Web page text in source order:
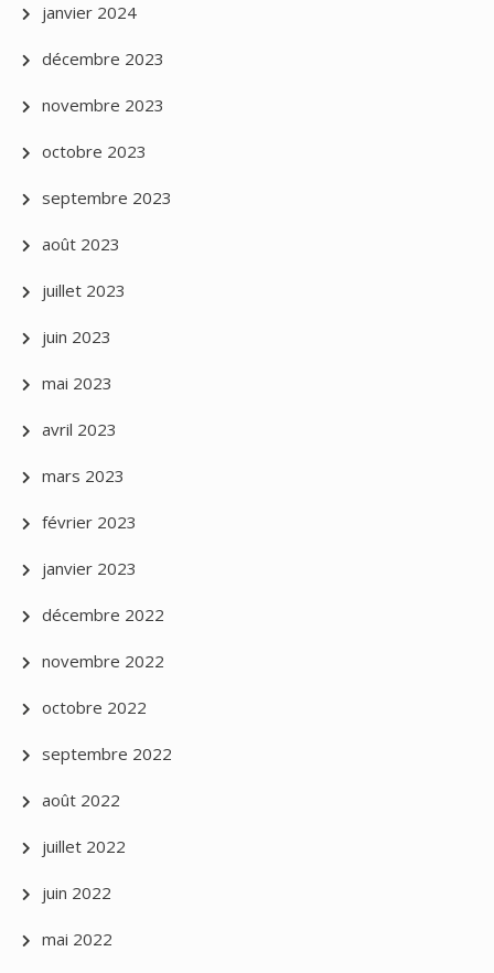
janvier 2024
décembre 2023
novembre 2023
octobre 2023
septembre 2023
août 2023
juillet 2023
juin 2023
mai 2023
avril 2023
mars 2023
février 2023
janvier 2023
décembre 2022
novembre 2022
octobre 2022
septembre 2022
août 2022
juillet 2022
juin 2022
mai 2022